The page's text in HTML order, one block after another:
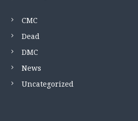
CMC
Dead
DMC
News
Uncategorized